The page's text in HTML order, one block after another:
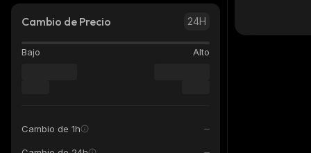
Cambio de Precio 24H
Bajo Alto
Cambio de 1h